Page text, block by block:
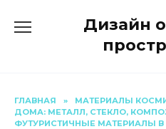
Дизайн
ГЛАВНАЯ »
МАТЕРИАЛЫ
ДОМА: МЕТАЛЛ, СТЕКЛО,
ФУТУРИСТИЧНЫЕ МАТЕРИАЛЫ